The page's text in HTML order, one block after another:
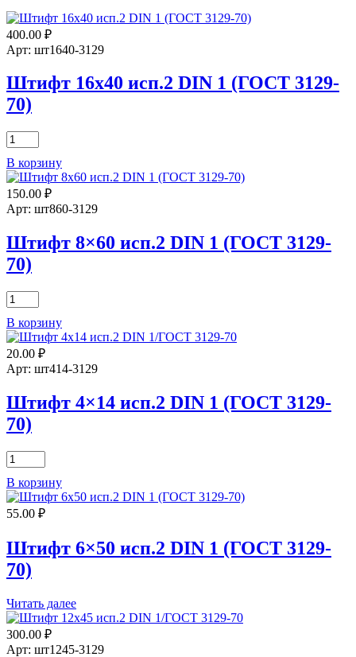
400.00 ₽
Арт: шт1640-3129
Штифт 16х40 исп.2 DIN 1 (ГОСТ 3129-
70)
Количество
товара
Штифт
16х40
исп.2
DIN
(ГОСТ
3129-
70)
В корзину
150.00 ₽
Арт: шт860-3129
Штифт 8×60 исп.2 DIN 1 (ГОСТ 3129-
70)
Количество
товара
Штифт
8x60
исп.2
DIN
(ГОСТ
3129-
70)
В корзину
20.00 ₽
Арт: шт414-3129
Штифт 4×14 исп.2 DIN 1 (ГОСТ 3129-
70)
Количество
товара
Штифт
4x14
исп.2
1
(ГОСТ
3129-
В корзину
55.00 ₽
Штифт 6×50 исп.2 DIN 1 (ГОСТ 3129-
70)
Читать далее
300.00 ₽
Арт: шт1245-3129